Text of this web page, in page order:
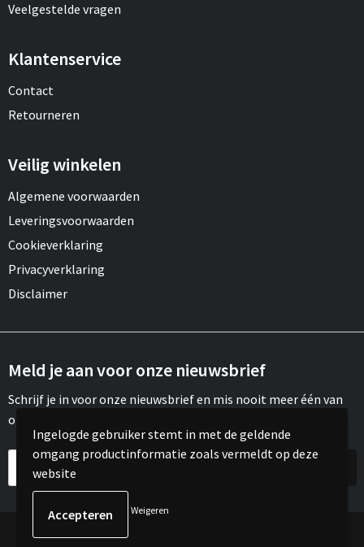
Veelgestelde vragen
Klantenservice
Contact
Retourneren
Veilig winkelen
Algemene voorwaarden
Leveringsvoorwaarden
Cookieverklaring
Privacyverklaring
Disclaimer
Meld je aan voor onze nieuwsbrief
Schrijf je in voor onze nieuwsbrief en mis nooit meer één van
onze leuke aanbiedingen of updates.
© Copyright Meroh 2022
Ingelogde gebruiker stemt in met de geldende
omgang productinformatie zoals vermeldt op deze
website
Weigeren